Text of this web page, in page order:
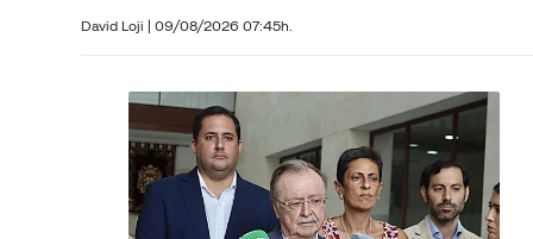
David Loji | 09/08/2026 07:45h.